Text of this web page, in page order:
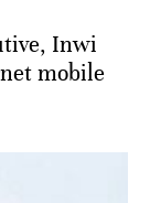
Inwi
mobile